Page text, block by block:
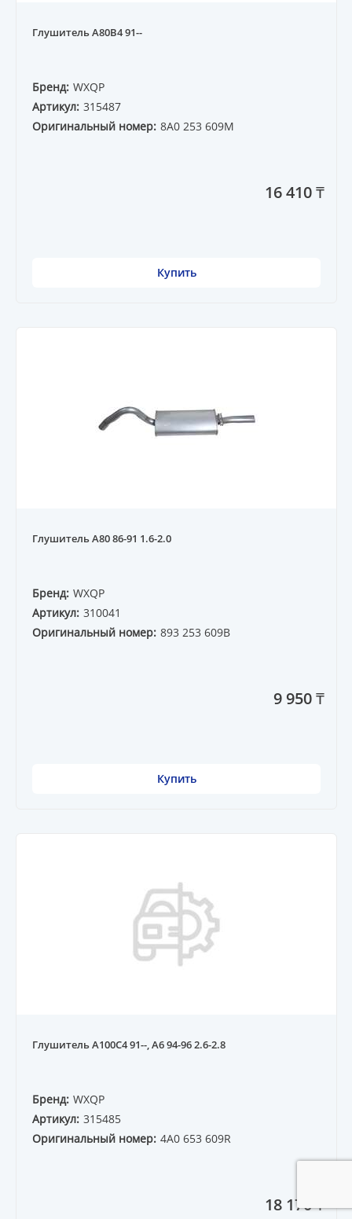
Глушитель A80B4 91--
Бренд: WXQP
Артикул: 315487
Оригинальный номер: 8A0 253 609M
16 410 ₸
Купить
Глушитель A80 86-91 1.6-2.0
Бренд: WXQP
Артикул: 310041
Оригинальный номер: 893 253 609B
9 950 ₸
Купить
Глушитель A100C4 91--, A6 94-96 2.6-2.8
Бренд: WXQP
Артикул: 315485
Оригинальный номер: 4A0 653 609R
18 170 ₸